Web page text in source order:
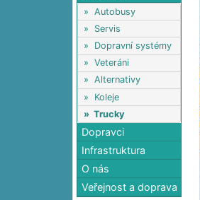
» Autobusy
» Servis
» Dopravní systémy
» Veteráni
» Alternativy
» Koleje
» Trucky
Dopravci
Infrastruktura
O nás
Veřejnost a doprava